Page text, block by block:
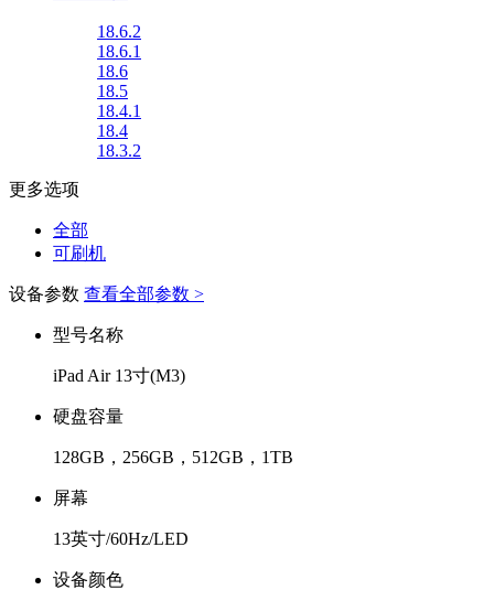
18.6.2
18.6.1
18.6
18.5
18.4.1
18.4
18.3.2
更多选项
全部
可刷机
设备参数 查看全部参数 >
型号名称
iPad Air 13寸(M3)
硬盘容量
128GB，256GB，512GB，1TB
屏幕
13英寸/60Hz/LED
设备颜色